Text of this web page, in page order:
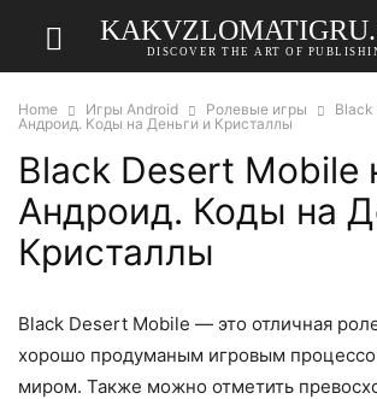
DISCOVER THE ART OF
Home Игры Android Ролевые игры
Black
Андроид. Коды на Деньги и Кристаллы
Black Desert Mobile
Андроид. Коды на
Кристаллы
Black Desert Mobile — это отличная
хорошо продуманым игровым
миром. Также можно отметить